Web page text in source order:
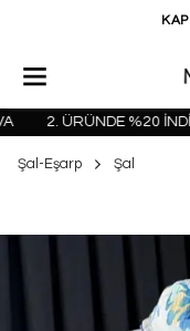
2. ÜRÜNDE %20
Şal-Eşarp Şal